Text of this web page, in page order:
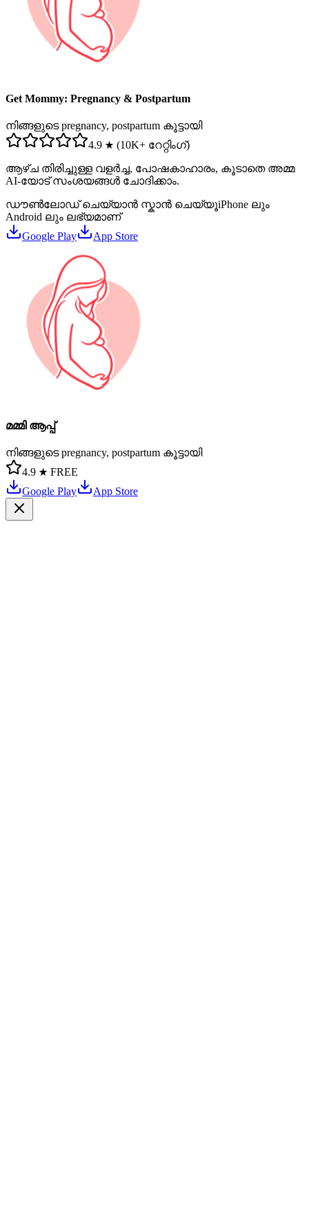
Get Mommy: Pregnancy & Postpartum
നിങ്ങളുടെ pregnancy, postpartum കൂട്ടായി
4.9 ★ (10K+ റേറ്റിംഗ്)
ആഴ്ച തിരിച്ചുള്ള വളർച്ച, പോഷകാഹാരം, കൂടാതെ അമ്മ
AI-യോട് സംശയങ്ങൾ ചോദിക്കാം.
ഡൗൺലോഡ് ചെയ്യാൻ സ്കാൻ ചെയ്യൂiPhone ലും
Android ലും ലഭ്യമാണ്
Google Play
App Store
മമ്മി ആപ്പ്
നിങ്ങളുടെ pregnancy, postpartum കൂട്ടായി
4.9 ★ FREE
Google Play
App Store